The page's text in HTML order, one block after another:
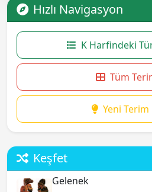
Hızlı Navigasyon
K Harfindeki
Tüm
Yeni
Keşfet
Gelenek